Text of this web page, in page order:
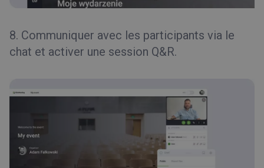
8. Communiquer avec les participants via le
chat et activer une session Q&R.